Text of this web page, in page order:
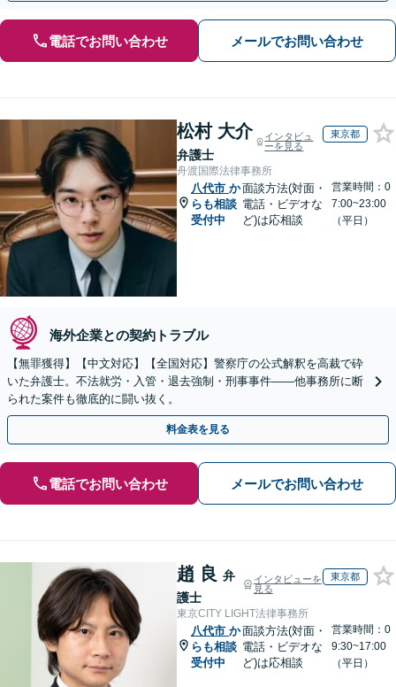
電話でお問い合わせ メールでお問い合わせ
松村 大介
弁護士
インタビュ
ーを見る
東京都
舟渡国際法律事務所
八代市 か
らも相談
受付中
面談方法(対面・
電話・ビデオな
ど)は応相談
営業時間：0
7:00~23:00
（平日）
海外企業との契約トラブル
【無罪獲得】【中文対応】【全国対応】警察庁の公式解釈を高裁で砕
いた弁護士。不法就労・入管・退去強制・刑事事件——他事務所に断
られた案件も徹底的に闘い抜く。
料金表を見る
電話でお問い合わせ メールでお問い合わせ
趙 良 弁
護士
インタビューを
見る
東京都
東京CITY LIGHT法律事務所
八代市 か
らも相談
受付中
面談方法(対面・
電話・ビデオな
ど)は応相談
営業時間：0
9:30~17:00
（平日）